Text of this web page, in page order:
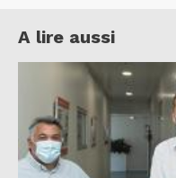
A lire aussi